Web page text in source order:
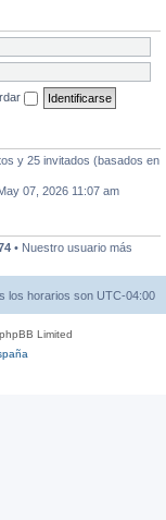
y 25 invitados (basados en
07, 2026 11:07 am
• Nuestro usuario más
los horarios son UTC-04:00
Limited